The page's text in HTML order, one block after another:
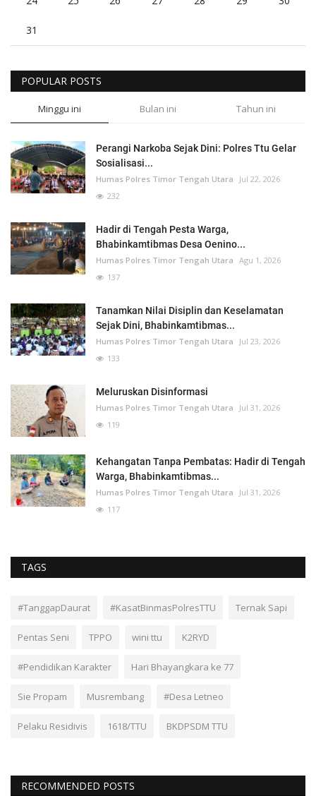
31
POPULAR POSTS
Minggu ini Bulan ini Tahun ini
Perangi Narkoba Sejak Dini: Polres Ttu Gelar
Sosialisasi...
Humas Polres Timor Tengah Utara
Jul 22, 2026
232
Hadir di Tengah Pesta Warga,
Bhabinkamtibmas Desa Oenino...
Humas Polres Timor Tengah Utara Agu 1, 2026
137
Tanamkan Nilai Disiplin dan Keselamatan
Sejak Dini, Bhabinkamtibmas...
Humas Polres Timor Tengah Utara
Jul 23, 2026
133
Meluruskan Disinformasi
Humas Polres Timor Tengah Utara
Jul 31, 2026
119
Kehangatan Tanpa Pembatas: Hadir di Tengah
Warga, Bhabinkamtibmas...
Humas Polres Timor Tengah Utara
Jul 31, 2026
117
TAGS
#TanggapDaurat #KasatBinmasPolresTTU Ternak Sapi
Pentas Seni TPPO wini ttu K2RYD
#Pendidikan Karakter Hari Bhayangkara ke 77
Sie Propam Musrembang #Desa Letneo
Pelaku Residivis 1618/TTU BKDPSDM TTU
RECOMMENDED POSTS